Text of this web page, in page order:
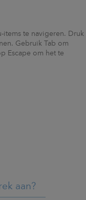
items te navigeren. Druk
Gebruik Tab om
Escape om het te
aan?